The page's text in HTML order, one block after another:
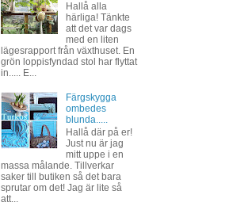
Hallå alla
härliga! Tänkte
att det var dags
med en liten
lägesrapport från växthuset. En
grön loppisfyndad stol har flyttat
in..... E...
Färgskygga
ombedes
blunda.....
Hallå där på er!
Just nu är jag
mitt uppe i en
massa målande. Tillverkar
saker till butiken så det bara
sprutar om det! Jag är lite så
att...